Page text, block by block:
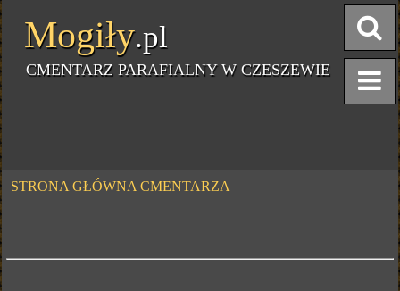
Mogiły.pl
CMENTARZ PARAFIALNY W CZESZEWIE
STRONA GŁÓWNA CMENTARZA